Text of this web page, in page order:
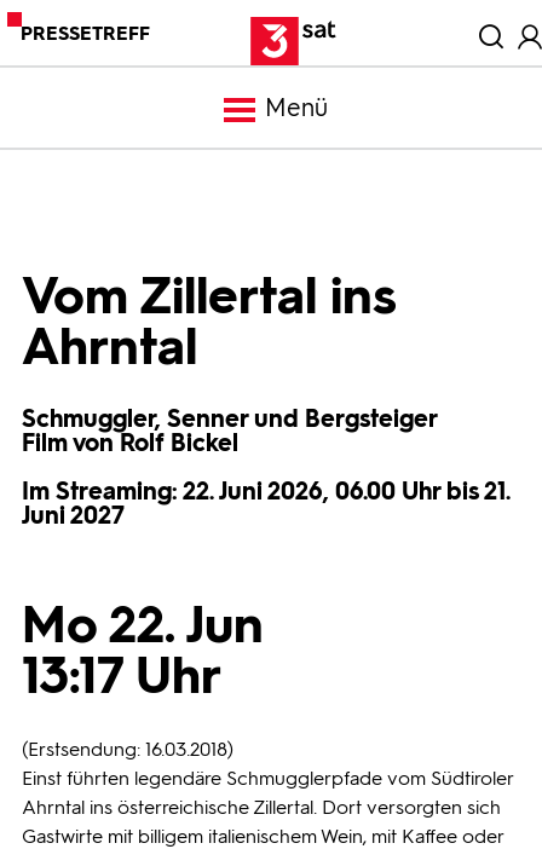
PRESSETREFF
Menü
Trailer
Bilder
Vom Zillertal ins
Ahrntal
Schmuggler, Senner und Bergsteiger
Film von Rolf Bickel
Im Streaming: 22. Juni 2026, 06.00 Uhr bis 21.
Juni 2027
Mo 22. Jun
13:17 Uhr
(Erstsendung: 16.03.2018)
Einst führten legendäre Schmugglerpfade vom Südtiroler
Ahrntal ins österreichische Zillertal. Dort versorgten sich
Gastwirte mit billigem italienischem Wein, mit Kaffee oder